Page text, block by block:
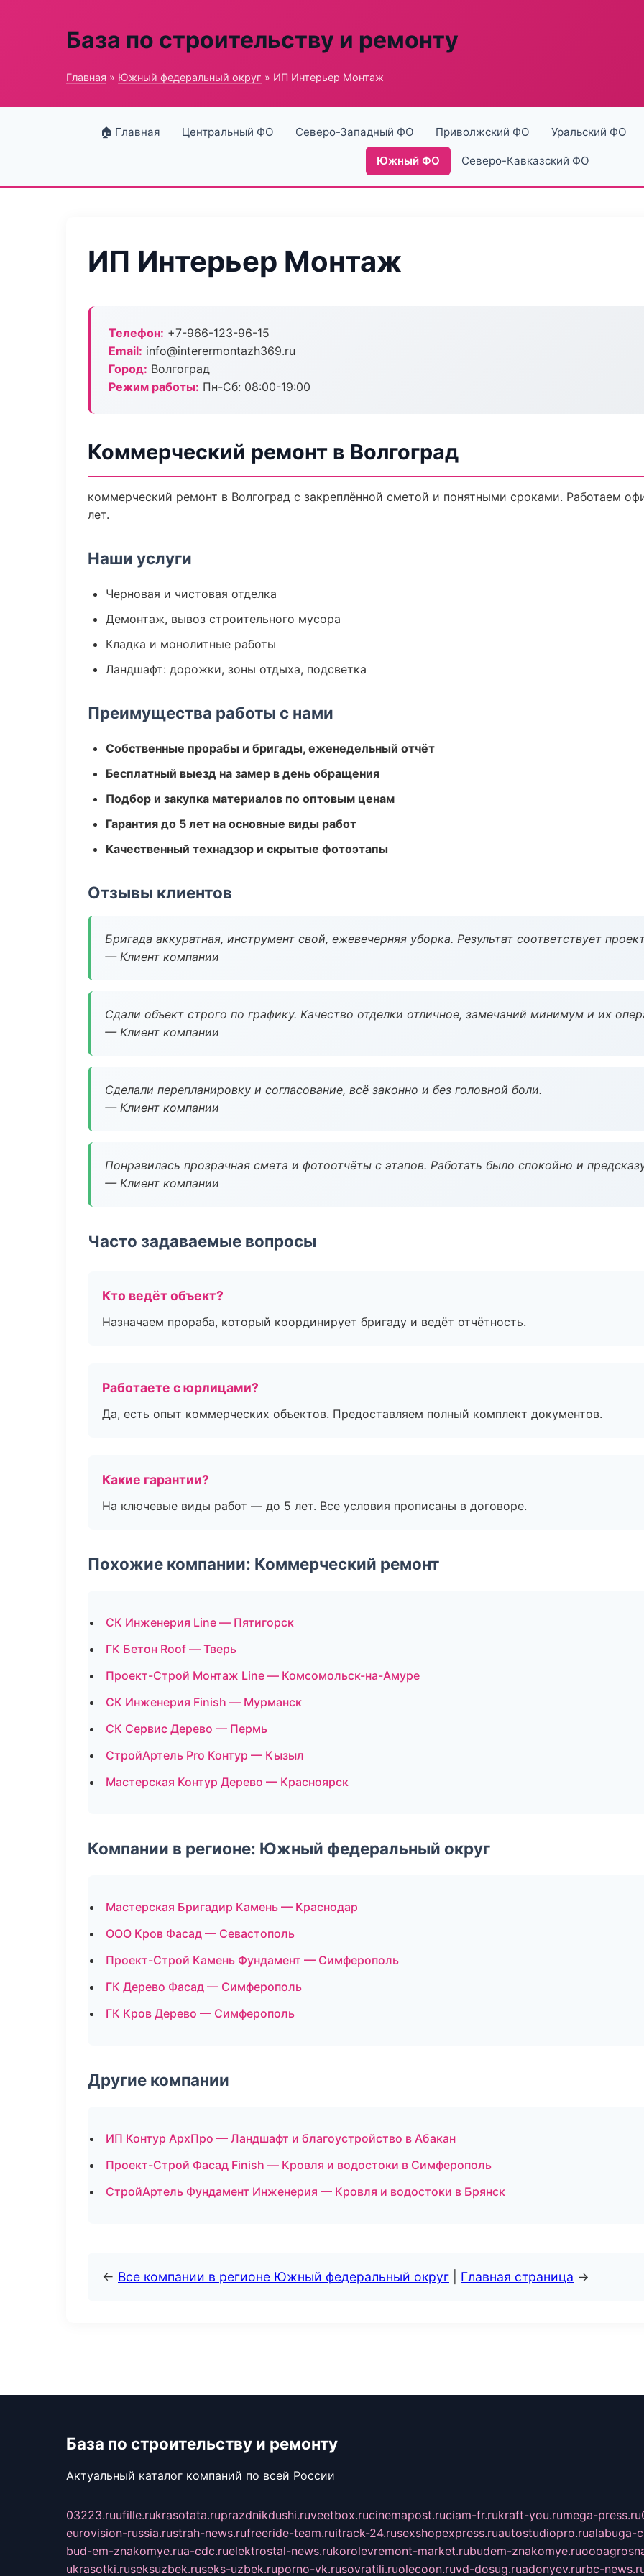
База по строительству и ремонту
Главная » Южный федеральный округ » ИП Интерьер Монтаж
🏠 Главная Центральный ФО Северо-Западный ФО Приволжский ФО Уральский ФО
Южный ФО Северо-Кавказский ФО
ИП Интерьер Монтаж
Телефон: +7-966-123-96-15
Email: info@interermontazh369.ru
Город: Волгоград
Режим работы: Пн-Сб: 08:00-19:00
Коммерческий ремонт в Волгоград
коммерческий ремонт в Волгоград с закреплённой сметой и понятными сроками. Работаем
лет.
Наши услуги
Черновая и чистовая отделка
Демонтаж, вывоз строительного мусора
Кладка и монолитные работы
Ландшафт: дорожки, зоны отдыха, подсветка
Преимущества работы с нами
Собственные прорабы и бригады, еженедельный отчёт
Бесплатный выезд на замер в день обращения
Подбор и закупка материалов по оптовым ценам
Гарантия до 5 лет на основные виды работ
Качественный технадзор и скрытые фотоэтапы
Отзывы клиентов
Бригада аккуратная, инструмент свой, ежевечерняя уборка. Результат соответствует
— Клиент компании
Сдали объект строго по графику. Качество отделки отличное, замечаний минимум и их
— Клиент компании
Сделали перепланировку и согласование, всё законно и без головной боли.
— Клиент компании
Понравилась прозрачная смета и фотоотчёты с этапов. Работать было спокойно и
— Клиент компании
Часто задаваемые вопросы
Кто ведёт объект?
Назначаем прораба, который координирует бригаду и ведёт отчётность.
Работаете с юрлицами?
Да, есть опыт коммерческих объектов. Предоставляем полный комплект документов.
Какие гарантии?
На ключевые виды работ — до 5 лет. Все условия прописаны в договоре.
Похожие компании: Коммерческий ремонт
СК Инженерия Line — Пятигорск
ГК Бетон Roof — Тверь
Проект-Строй Монтаж Line — Комсомольск-на-Амуре
СК Инженерия Finish — Мурманск
СК Сервис Дерево — Пермь
СтройАртель Pro Контур — Кызыл
Мастерская Контур Дерево — Красноярск
Компании в регионе: Южный федеральный округ
Мастерская Бригадир Камень — Краснодар
ООО Кров Фасад — Севастополь
Проект-Строй Камень Фундамент — Симферополь
ГК Дерево Фасад — Симферополь
ГК Кров Дерево — Симферополь
Другие компании
ИП Контур АрхПро — Ландшафт и благоустройство в Абакан
Проект-Строй Фасад Finish — Кровля и водостоки в Симферополь
СтройАртель Фундамент Инженерия — Кровля и водостоки в Брянск
← Все компании в регионе Южный федеральный округ Главная страница →
База по строительству и ремонту
Актуальный каталог компаний по всей России
03223.ruufille.rukrasotata.ruprazdnikdushi.ruveetbox.rucinemapost.ruciam-fr.rukraft-you.rumega-press.ru
eurovision-russia.rustrah-news.rufreeride-team.ruitrack-24.rusexshopexpress.ruautostudiopro.rualabuga-
bud-em-znakomye.rua-cdc.ruelektrostal-news.rukorolevremont-market.rubudem-znakomye.ru
ukrasotki.ruseksuzbek.ruseks-uzbek.ruporno-vk.rusovratili.ruolecoon.ruvd-dosug.ruadonyev.rurbc-